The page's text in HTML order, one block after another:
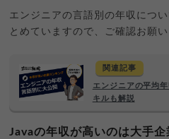
エンジニアの言語別の年収につ
とめていますので、ご確認お願い
関連記事
エンジニアの平均
キルも解説
Javaの年収が高いのは大手